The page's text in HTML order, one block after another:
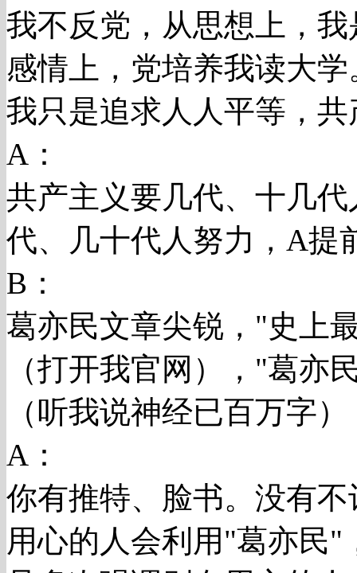
我不反党，从思想上，
感情上，党培养我读大学
我只是追求人人平等，
A：
共产主义要几代、十几
代、几十代人努力，A提
B：
葛亦民文章尖锐，"史上
（打开我官网），"葛亦
（听我说神经已百万字
A：
你有推特、脸书。没有
用心的人会利用"葛亦民"